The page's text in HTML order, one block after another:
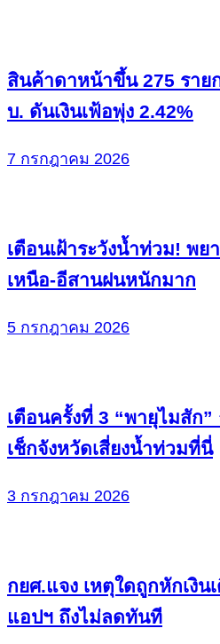
สินค้าดาหน้าขึ้น 275 ราย
บ. ดันเงินเฟ้อพุ่ง 2.42%
7 กรกฎาคม 2026
เตือนเฝ้าระวังน้ำท่วม! พ
เหนือ-อีสานฝนหนักมาก
5 กรกฎาคม 2026
เตือนครั้งที่ 3 “พายุไมสัก
เช็กจังหวัดเสี่ยงน้ำท่วมที่นี่
3 กรกฎาคม 2026
กยศ.แจง เหตุใดถูกหักเงิ
แอปฯ ถึงไม่ลดทันที